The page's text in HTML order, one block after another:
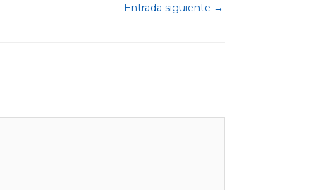
Entrada siguiente →